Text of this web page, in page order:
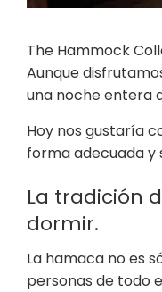
The Hammock
Aunque
una noche entera
Hoy nos gustaría
forma adecuada y
La tradición
dormir.
La hamaca no es
personas de todo